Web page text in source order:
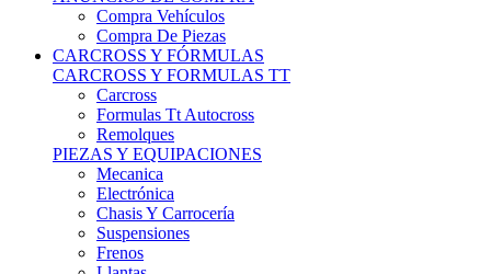
Compra Vehículos
Compra De Piezas
CARCROSS Y FÓRMULAS
CARCROSS Y FORMULAS TT
Carcross
Formulas Tt Autocross
Remolques
PIEZAS Y EQUIPACIONES
Mecanica
Electrónica
Chasis Y Carrocería
Suspensiones
Frenos